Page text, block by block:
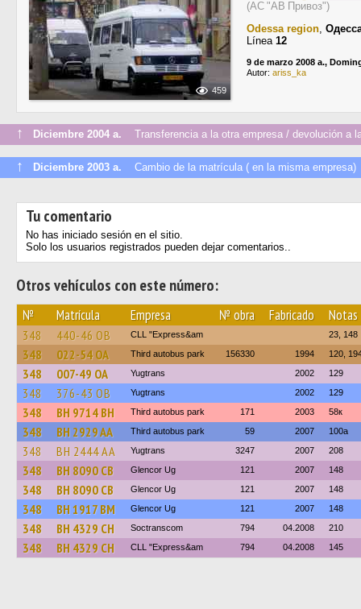
459
(АС "АВ Привоз")
Odessa region,
Línea 12
9 de marzo 2008 a.,
Autor: ariss_ka
↑ Diciembre 2004 a. Transferencia a la otra empresa / devolución a
↑ Diciembre 2003 a. Cambio de la matrícula ( en la misma empresa)
Tu comentario
No has iniciado sesión en el sitio.
Solo los usuarios registrados pueden dejar comentarios..
Otros vehículos con este número:
№ Matrícula Empresa № obra Fabricado Notas
348 440-46 ОВ CLL "Express&am 23, 148
348 022-54 ОА Third autobus park 156330 1994 120,
348 007-49 ОА Yugtrans 2002 129
348 376-43 ОВ Yugtrans 2002 129
348 BH 9714 BH Third autobus park 171 2003 58к
348 BH 2929 AA Third autobus park 59 2007 100а
348 BH 2444 AA Yugtrans 3247 2007 208
348 BH 8090 CB Glencor Ug 121 2007 148
348 BH 8090 CB Glencor Ug 121 2007 148
348 BH 1917 BM Glencor Ug 121 2007 148
348 BH 4329 CH Soctranscom 794 04.2008 210
348 BH 4329 CH CLL "Express&am 794 04.2008 145